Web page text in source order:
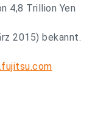
4,8 Trillion Yen
2015) bekannt.